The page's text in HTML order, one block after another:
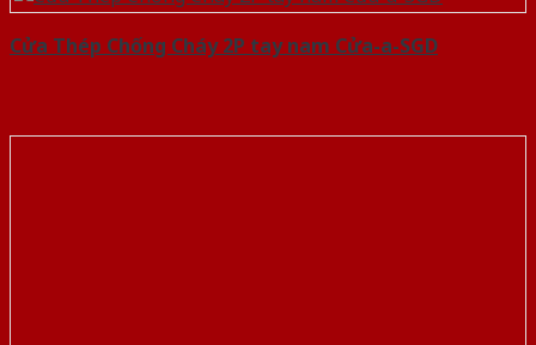
Cửa Thép Chống Cháy 2P tay nam Cửa-a-SGD